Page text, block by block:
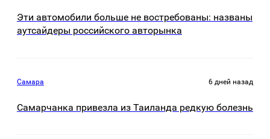
Эти автомобили больше не востребованы: названы
аутсайдеры российского авторынка
Самара 6 дней назад
Самарчанка привезла из Таиланда редкую болезнь